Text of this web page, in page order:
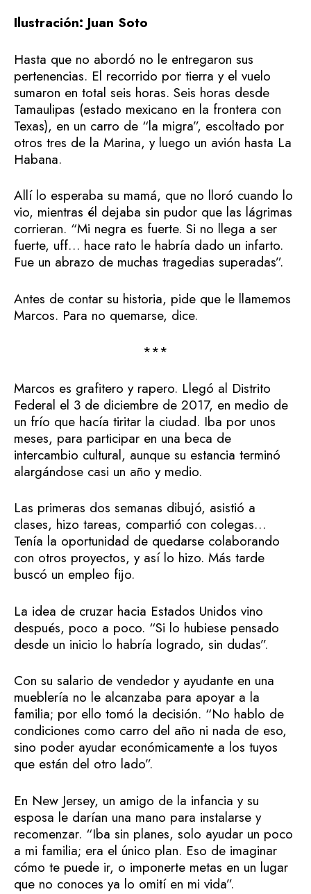
Ilustración: Juan Soto
Hasta que no abordó no le entregaron sus
pertenencias. El recorrido por tierra y el vuelo
sumaron en total seis horas. Seis horas desde
Tamaulipas (estado mexicano en la frontera con
Texas), en un carro de “la migra”, escoltado por
otros tres de la Marina, y luego un avión hasta La
Habana.
Allí lo esperaba su mamá, que no lloró cuando lo
vio, mientras él dejaba sin pudor que las lágrimas
corrieran. “Mi negra es fuerte. Si no llega a ser
fuerte, uff… hace rato le habría dado un infarto.
Fue un abrazo de muchas tragedias superadas”.
Antes de contar su historia, pide que le llamemos
Marcos. Para no quemarse, dice.
***
Marcos es grafitero y rapero. Llegó al Distrito
Federal el 3 de diciembre de 2017, en medio de
un frío que hacía tiritar la ciudad. Iba por unos
meses, para participar en una beca de
intercambio cultural, aunque su estancia terminó
alargándose casi un año y medio.
Las primeras dos semanas dibujó, asistió a
clases, hizo tareas, compartió con colegas…
Tenía la oportunidad de quedarse colaborando
con otros proyectos, y así lo hizo. Más tarde
buscó un empleo fijo.
La idea de cruzar hacia Estados Unidos vino
después, poco a poco. “Si lo hubiese pensado
desde un inicio lo habría logrado, sin dudas”.
Con su salario de vendedor y ayudante en una
mueblería no le alcanzaba para apoyar a la
familia; por ello tomó la decisión. “No hablo de
condiciones como carro del año ni nada de eso,
sino poder ayudar económicamente a los tuyos
que están del otro lado”.
En New Jersey, un amigo de la infancia y su
esposa le darían una mano para instalarse y
recomenzar. “Iba sin planes, solo ayudar un poco
a mi familia; era el único plan. Eso de imaginar
cómo te puede ir, o imponerte metas en un lugar
que no conoces ya lo omití en mi vida”.